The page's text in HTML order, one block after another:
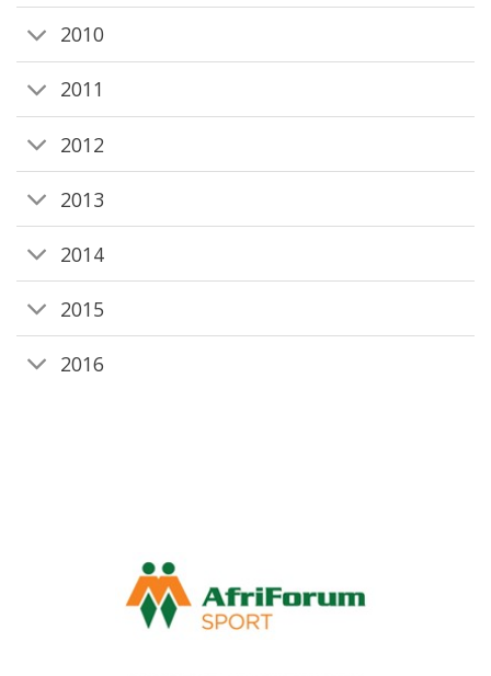
2010
2011
2012
2013
2014
2015
2016